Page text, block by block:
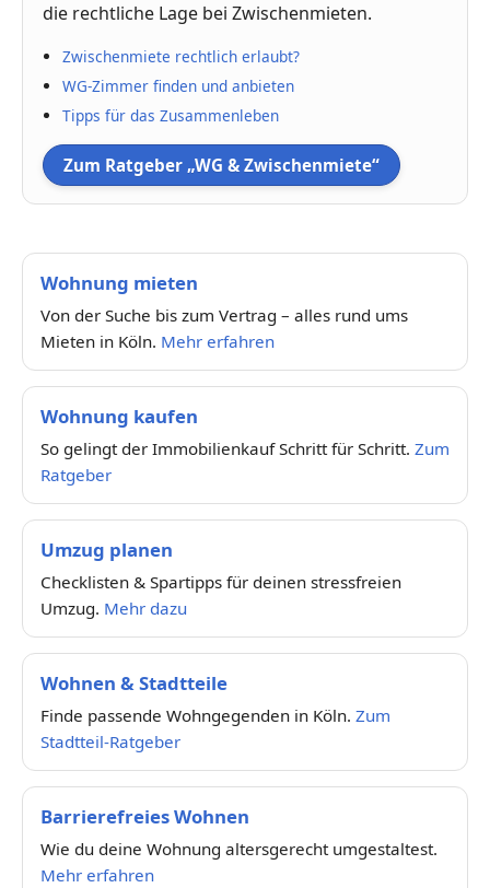
die rechtliche Lage bei Zwischenmieten.
Zwischenmiete rechtlich erlaubt?
WG-Zimmer finden und anbieten
Tipps für das Zusammenleben
Zum Ratgeber „WG & Zwischenmiete“
Wohnung mieten
Von der Suche bis zum Vertrag – alles rund ums
Mieten in Köln. Mehr erfahren
Wohnung kaufen
So gelingt der Immobilienkauf Schritt für Schritt. Zum
Ratgeber
Umzug planen
Checklisten & Spartipps für deinen stressfreien
Umzug. Mehr dazu
Wohnen & Stadtteile
Finde passende Wohngegenden in Köln. Zum
Stadtteil-Ratgeber
Barrierefreies Wohnen
Wie du deine Wohnung altersgerecht umgestaltest.
Mehr erfahren